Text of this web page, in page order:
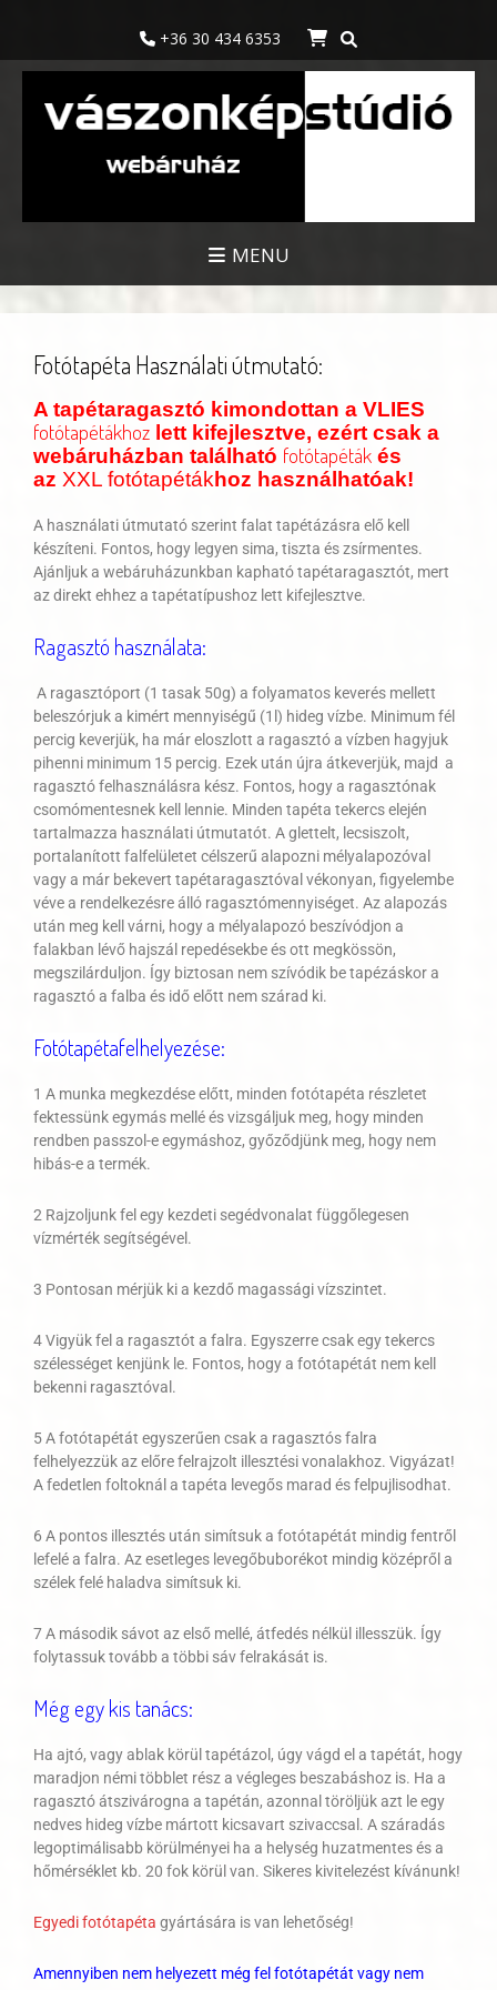
+36 30 434 6353
MENU
Fotótapéta Használati útmutató:
A tapétaragasztó kimondottan a VLIES
fotótapétákhoz lett kifejlesztve, ezért csak a
webáruházban található fotótapéták és
az XXL fotótapétákhoz használhatóak!
A használati útmutató szerint falat tapétázásra elő kell
készíteni. Fontos, hogy legyen sima, tiszta és zsírmentes.
Ajánljuk a webáruházunkban kapható tapétaragasztót, mert
az direkt ehhez a tapétatípushoz lett kifejlesztve.
Ragasztó használata:
A ragasztóport (1 tasak 50g) a folyamatos keverés mellett
beleszórjuk a kimért mennyiségű (1l) hideg vízbe. Minimum fél
percig keverjük, ha már eloszlott a ragasztó a vízben hagyjuk
pihenni minimum 15 percig. Ezek után újra átkeverjük, majd a
ragasztó felhasználásra kész. Fontos, hogy a ragasztónak
csomómentesnek kell lennie. Minden tapéta tekercs elején
tartalmazza használati útmutatót. A glettelt, lecsiszolt,
portalanított falfelületet célszerű alapozni mélyalapozóval
vagy a már bekevert tapétaragasztóval vékonyan, figyelembe
véve a rendelkezésre álló ragasztómennyiséget. Az alapozás
után meg kell várni, hogy a mélyalapozó beszívódjon a
falakban lévő hajszál repedésekbe és ott megkössön,
megszilárduljon. Így biztosan nem szívódik be tapézáskor a
ragasztó a falba és idő előtt nem szárad ki.
Fotótapétafelhelyezése:
1 A munka megkezdése előtt, minden fotótapéta részletet
fektessünk egymás mellé és vizsgáljuk meg, hogy minden
rendben passzol-e egymáshoz, győződjünk meg, hogy nem
hibás-e a termék.
2 Rajzoljunk fel egy kezdeti segédvonalat függőlegesen
vízmérték segítségével.
3 Pontosan mérjük ki a kezdő magassági vízszintet.
4 Vigyük fel a ragasztót a falra. Egyszerre csak egy tekercs
szélességet kenjünk le. Fontos, hogy a fotótapétát nem kell
bekenni ragasztóval.
5 A fotótapétát egyszerűen csak a ragasztós falra
felhelyezzük az előre felrajzolt illesztési vonalakhoz. Vigyázat!
A fedetlen foltoknál a tapéta levegős marad és felpujlisodhat.
6 A pontos illesztés után simítsuk a fotótapétát mindig fentről
lefelé a falra. Az esetleges levegőbuborékot mindig középről a
szélek felé haladva simítsuk ki.
7 A második sávot az első mellé, átfedés nélkül illesszük. Így
folytassuk tovább a többi sáv felrakását is.
Még egy kis tanács:
Ha ajtó, vagy ablak körül tapétázol, úgy vágd el a tapétát, hogy
maradjon némi többlet rész a végleges beszabáshoz is. Ha a
ragasztó átszivárogna a tapétán, azonnal töröljük azt le egy
nedves hideg vízbe mártott kicsavart szivaccsal. A száradás
legoptimálisabb körülményei ha a helység huzatmentes és a
hőmérséklet kb. 20 fok körül van. Sikeres kivitelezést kívánunk!
Egyedi fotótapéta gyártására is van lehetőség!
Amennyiben nem helyezett még fel fotótapétát vagy nem